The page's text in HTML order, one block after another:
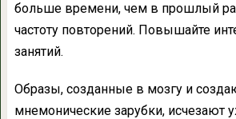
больше времени, чем в прошлый
частоту повторений. Повышайте
занятий.
Образы, созданные в мозгу и
мнемонические зарубки, исчезают